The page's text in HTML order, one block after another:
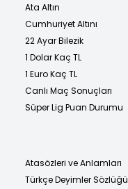
Ata Altın
Cumhuriyet Altını
22 Ayar Bilezik
1 Dolar Kaç TL
1 Euro Kaç TL
Canlı Maç Sonuçları
Süper Lig Puan Durumu
Atasözleri ve Anlamları
Türkçe Deyimler Sözlüğü